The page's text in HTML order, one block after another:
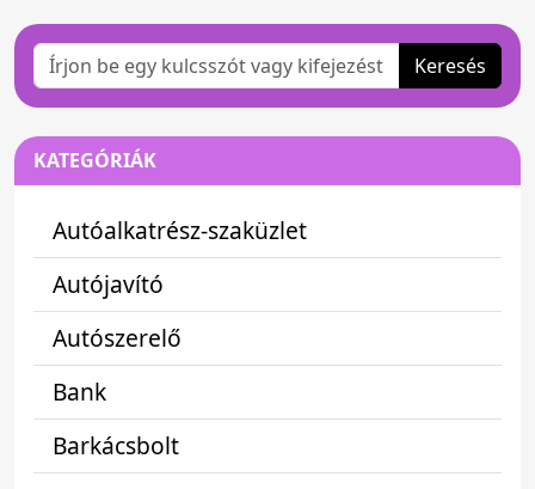
Keresés
KATEGÓRIÁK
Autóalkatrész-szaküzlet
Autójavító
Autószerelő
Bank
Barkácsbolt